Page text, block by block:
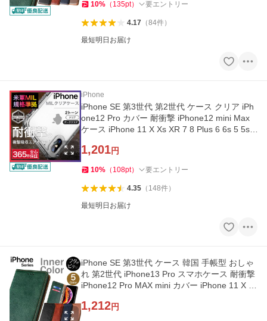
10% （ 135pt） 要エントリー
4.17（84件）
最短明日お届け
iPhone
iPhone SE 第3世代 第2世代 ケース クリア iPh
one12 Pro カバー 耐衝撃 iPhone12 mini Max
ケース iPhone 11 X Xs XR 7 8 Plus 6 6s 5 5s
1,201円
10% （ 108pt） 要エントリー
4.35（ 148件）
最短明日お届け
iPhone SE 第3世代 ケース 韓国 手帳型 おしゃ
れ 第2世代 iPhone13 Pro スマホケース 耐衝撃
iPhone12 Pro MAX mini カバー iPhone 11 X X
1,212円